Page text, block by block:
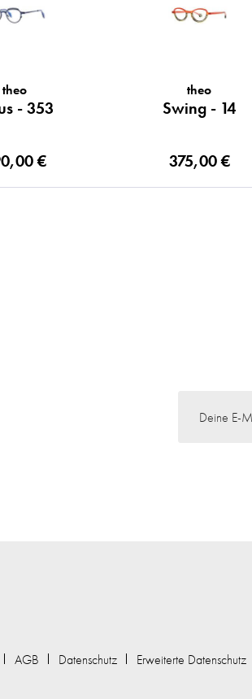
theo
- 353
€
theo
Swing - 14
375,00 €
AGB Datenschutz Erweiterte Datenschutz